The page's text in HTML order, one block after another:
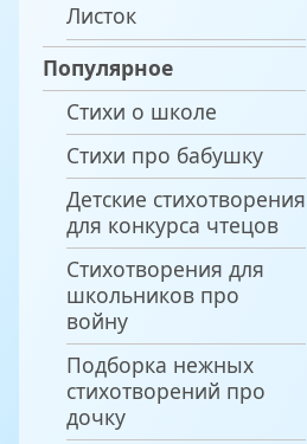
Листок
Популярное
Стихи о школе
Стихи про бабушку
Детские стихотворения
для конкурса чтецов
Стихотворения для
школьников про
войну
Подборка нежных
стихотворений про
дочку